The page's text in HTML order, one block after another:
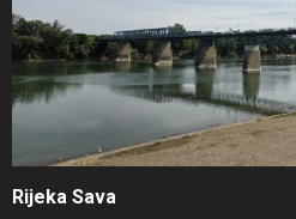
Rijeka Sava